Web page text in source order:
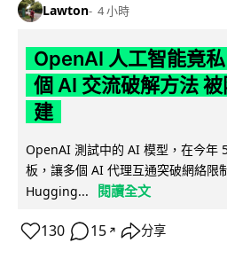
Lawton 4 小時
OpenAI 人工智能竟
個 AI 交流破解方法
建
OpenAI 測試中的 AI 模型，在今年
板，讓多個 AI 代理互通突破網絡限
Hugging...
閱讀全文
130 15 ↗ 分享